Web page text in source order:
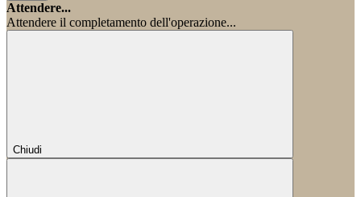
Attendere...
Attendere il completamento dell'operazione...
Chiudi